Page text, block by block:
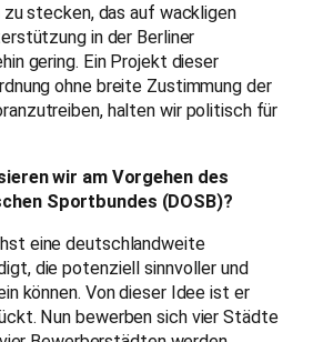
zu stecken, das auf wackligen
in der Berliner
gering. Ein Projekt dieser
ohne breite Zustimmung der
halten wir politisch für
wir am Vorgehen des
Sportbundes (DOSB)?
eine deutschlandweite
die potenziell sinnvoller und
können. Von dieser Idee ist er
Nun bewerben sich vier Städte